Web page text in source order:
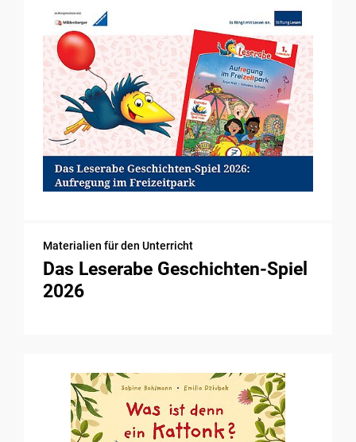
Materialien für den Unterricht
Das Leserabe Geschichten-Spiel
2026